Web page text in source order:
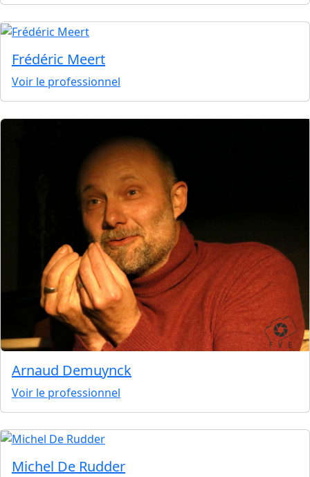
Frédéric Meert
Voir le professionnel
Arnaud Demuynck
Voir le professionnel
Michel De Rudder